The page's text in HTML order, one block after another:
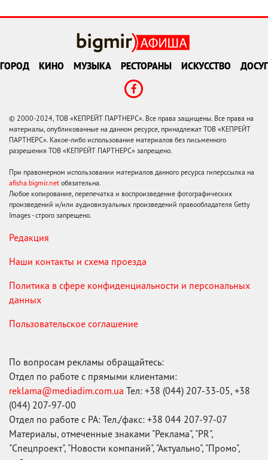
ГОРОД КИНО МУЗЫКА РЕСТОРАНЫ ИСКУССТВО ДОСУГ
© 2000-2024, ТОВ «КЕПРЕЙТ ПАРТНЕРС». Все права защищены. Все права на
материалы, опубликованные на данном ресурсе, принадлежат ТОВ «КЕПРЕЙТ
ПАРТНЕРС». Какое-либо использование материалов без письменного
разрешения ТОВ «КЕПРЕЙТ ПАРТНЕРС» запрещено.
При правомерном использовании материалов данного ресурса гиперссылка на
afisha.bigmir.net обязательна.
Любое копирование, перепечатка и воспроизведение фотографических
произведений и/или аудиовизуальных произведений правообладателя Getty
Images - строго запрещено.
Редакция
Наши контакты и схема проезда
Политика в сфере конфиденциальности и персональных
данных
Пользовательское соглашение
По вопросам рекламы обращайтесь:
Отдел по работе с прямыми клиентами:
reklama@mediadim.com.ua Тел: +38 (044) 207-33-05, +38
(044) 207-97-00
Отдел по работе с РА: Тел./факс: +38 044 207-97-07
Материалы, отмеченные знаками "Реклама", "PR",
"Спецпроект", "Новости компаний", "Актуально", "Промо",